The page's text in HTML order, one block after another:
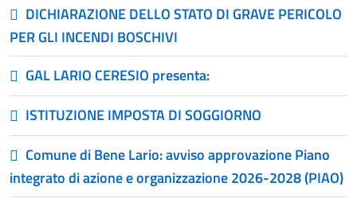
DICHIARAZIONE DELLO STATO DI GRAVE PERICOLO
PER GLI INCENDI BOSCHIVI
GAL LARIO CERESIO presenta:
ISTITUZIONE IMPOSTA DI SOGGIORNO
Comune di Bene Lario: avviso approvazione Piano
integrato di azione e organizzazione 2026-2028 (PIAO)